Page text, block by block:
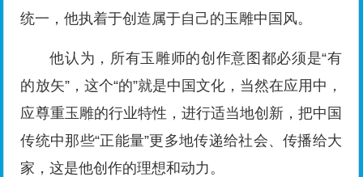
统一，他执着于创造属于自己的玉雕中国风。
他认为，所有玉雕师的创作意图都必须是“有
的放矢”，这个“的”就是中国文化，当然在应用中，
应尊重玉雕的行业特性，进行适当地创新，把中国
传统中那些“正能量”更多地传递给社会、传播给大
家，这是他创作的理想和动力。